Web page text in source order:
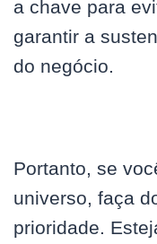
a chave para
garantir a
do negócio.
Portanto, se
universo, faça
prioridade.